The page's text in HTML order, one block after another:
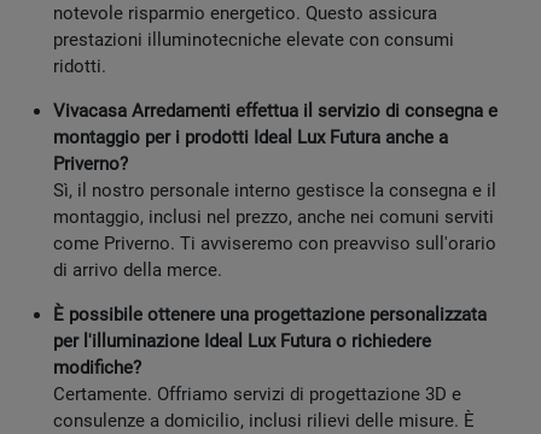
notevole risparmio energetico. Questo assicura
prestazioni illuminotecniche elevate con consumi
ridotti.
Vivacasa Arredamenti effettua il servizio di consegna e
montaggio per i prodotti Ideal Lux Futura anche a
Priverno?
Sì, il nostro personale interno gestisce la consegna e il
montaggio, inclusi nel prezzo, anche nei comuni serviti
come Priverno. Ti avviseremo con preavviso sull'orario
di arrivo della merce.
È possibile ottenere una progettazione personalizzata
per l'illuminazione Ideal Lux Futura o richiedere
modifiche?
Certamente. Offriamo servizi di progettazione 3D e
consulenze a domicilio, inclusi rilievi delle misure. È